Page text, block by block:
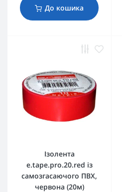
До кошика
Ізолента
e.tape.pro.20.red із
самозгасаючого ПВХ,
червона (20м)